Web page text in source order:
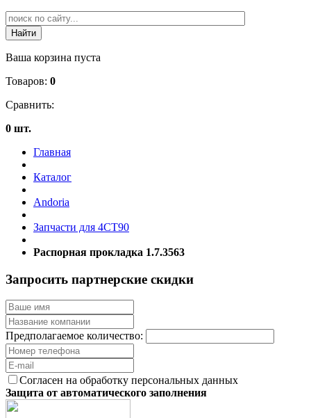
Ваша корзина пуста
Товаров: 0
Сравнить:
0 шт.
Главная
Каталог
Andoria
Запчасти для 4CT90
Распорная прокладка 1.7.3563
Запросить партнерские скидки
Предполагаемое количество:
Согласен на обработку персональных данных
Защита от автоматического заполнения